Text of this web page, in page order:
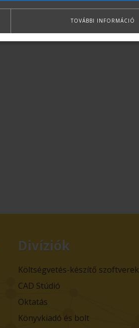
Divíziók
Költségvetés-készítő szoftverek
CAD Stúdió
Oktatás
Könyvkiadó és bolt
TOVÁBBI INFORMÁCIÓ